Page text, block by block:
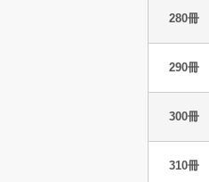
280冊
290冊
300冊
310冊